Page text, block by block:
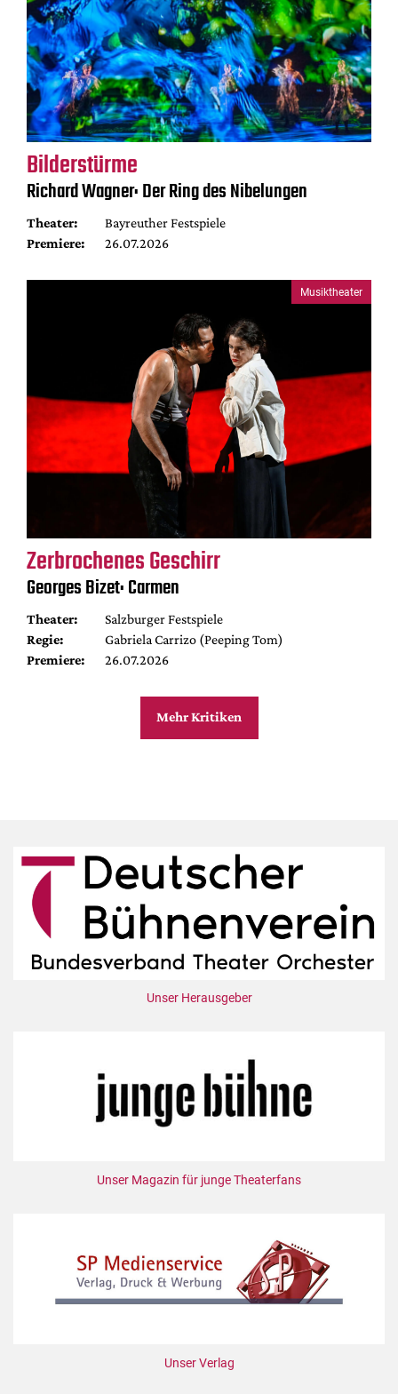
Bilderstürme
Richard Wagner: Der Ring des Nibelungen
Theater:
Bayreuther Festspiele
Premiere:
26.07.2026
Musiktheater
Zerbrochenes Geschirr
Georges Bizet: Carmen
Theater:
Salzburger Festspiele
Regie:
Gabriela Carrizo (Peeping Tom)
Premiere:
26.07.2026
Mehr Kritiken
Unser Herausgeber
Unser Magazin für junge Theaterfans
Unser Verlag